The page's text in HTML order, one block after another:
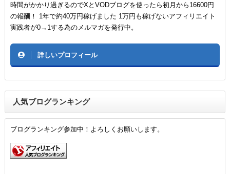
時間がかかり過ぎるのでXとVODブログを使ったら初月から16600円
の報酬！ 1年で約40万円稼げました 1万円も稼げないアフィリエイト
実践者が0→1する為のメルマガを発行中。
詳しいプロフィール
人気ブログランキング
ブログランキング参加中！よろしくお願いします。